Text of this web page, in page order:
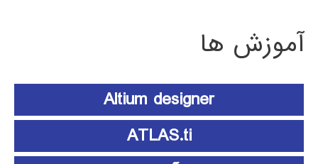
آموزش ها
Altium designer
ATLAS.ti